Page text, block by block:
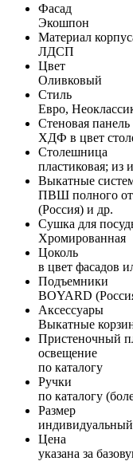
Фасад
Экошпон
Материал
ЛДСП
Цвет
Оливковый
Стиль
Евро,
Стеновая панель
ХДФ в цвет
Столешница
пластиковая; из
Выкатные
ПВШ полного
(Россия) и др.
Сушка для
Хромированная
Цоколь
в цвет фасадов
Подъемники
BOYARD
Аксессуары
Выкатные
Пристеночный
освещение
по каталогу
Ручки
по каталогу
Размер
индивидуальный
Цена
указана за